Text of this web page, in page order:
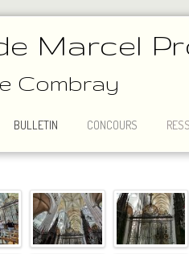
Marcel
Combray
BULLETIN CONCOURS